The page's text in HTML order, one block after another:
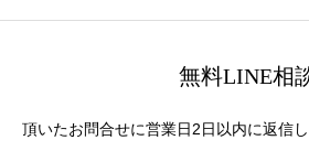
無料LINE相
頂いたお問合せに営業日2日以内に返信